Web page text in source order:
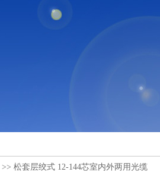
>> 松套层绞式 12-144芯室内外两用光缆